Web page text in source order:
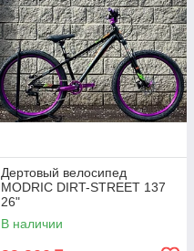
Дертовый велосипед
MODRIC DIRT-STREET 137
26"
В наличии